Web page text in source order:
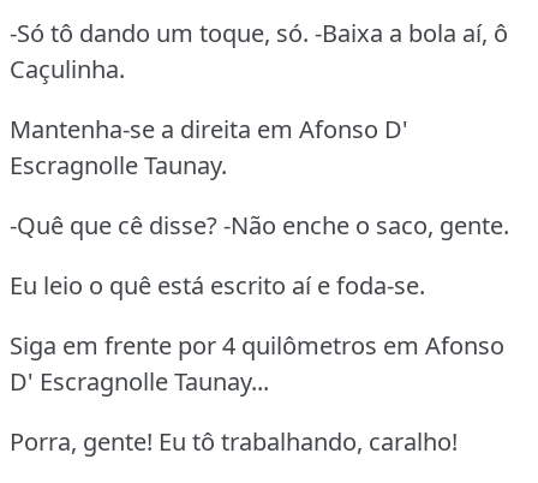
-Só tô dando um toque, só. -Baixa a bola aí, ô
Caçulinha.
Mantenha-se a direita em Afonso D'
Escragnolle Taunay.
-Quê que cê disse? -Não enche o saco, gente.
Eu leio o quê está escrito aí e foda-se.
Siga em frente por 4 quilômetros em Afonso
D' Escragnolle Taunay...
Porra, gente! Eu tô trabalhando, caralho!